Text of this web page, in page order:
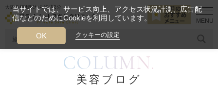
大阪西梅田駅から徒歩2分
糸リフト ヒアルロン酸
自力
COLUMN.
美容ブログ
当サイトでは、サービス向上、アクセス状況計測、広告配
信などのためにCookieを利用しています。
クッキーの設定
OK